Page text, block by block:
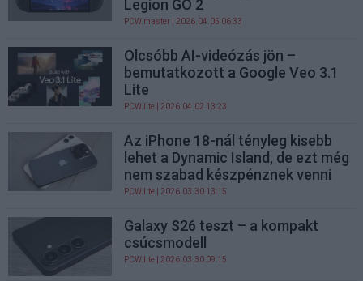
Legion GO 2
PCW.master | 2026.04.05 06:33
Olcsóbb AI-videózás jön –
bemutatkozott a Google Veo 3.1
Lite
PCW.lite | 2026.04.02 13:23
Az iPhone 18-nál tényleg kisebb
lehet a Dynamic Island, de ezt még
nem szabad készpénznek venni
PCW.lite | 2026.03.30 13:15
Galaxy S26 teszt – a kompakt
csúcsmodell
PCW.lite | 2026.03.30 09:15